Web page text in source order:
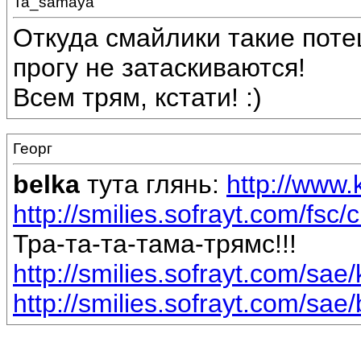
Откуда смайлики такие
прогу не затаскиваются!
Всем трям, кстати! :)
Георг
belka тута глянь: http://
http://smilies.sofrayt.com/fsc/
Тра-та-та-тама-трямс!!!
http://smilies.sofrayt.com/
http://smilies.sofrayt.com/